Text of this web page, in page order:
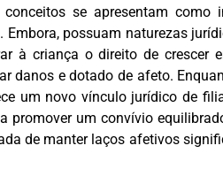
se apresentam como
possuam naturezas
à criança o direito de crescer
danos e dotado de afeto.
um novo vínculo jurídico de
promover um convívio
de manter laços afetivos